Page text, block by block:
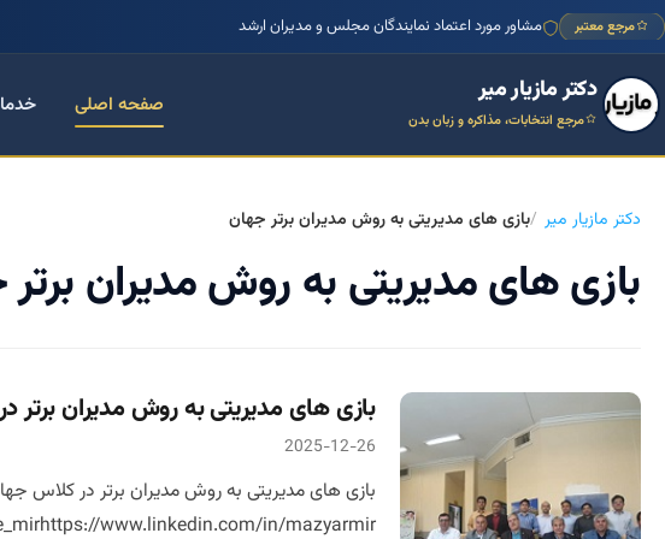
مرجع معتبر مشاور مورد اعتماد نمایندگان مجلس و مدیران ارشد
دکتر مازیار میر
مرجع انتخابات، مذاکره و زبان بدن
صفحه اصلی
دکتر مازیار میر بازی های مدیریتی به روش مدیران برتر جهان
بازی های مدیریتی به روش مدیران
بازی های مدیریتی به روش مدیران برتر
2025-12-26
www.linkedin.com/in/mazyarmir